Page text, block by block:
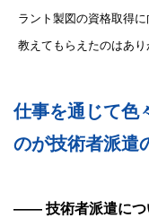
ラント製図の資格取得
教えてもらえたのはあり
仕事を通じて色
のが技術者派遣
—— 技術者派遣につ